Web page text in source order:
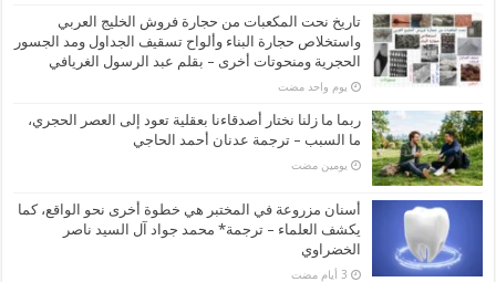
تاريخ نحت المكعبات من حجارة فروش الخليج العربي
واستخلاص حجارة البناء وألواح تسقيف الجداول ومد الجسور
الحجرية ومنحوتات أخرى – بقلم عبد الرسول الغريافي
‏يوم واحد مضت
ربما ما زلنا نختار أصدقاءنا بعقلية تعود إلى العصر الحجري،
ما السبب – ترجمة عدنان أحمد الحاجي
‏يومين مضت
أسنان مزروعة في المختبر هي خطوة أخرى نحو الواقع، كما
يكشف العلماء – ترجمة* محمد جواد آل السيد ناصر
الخضراوي